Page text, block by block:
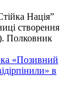
Нація”
створення
Полковник